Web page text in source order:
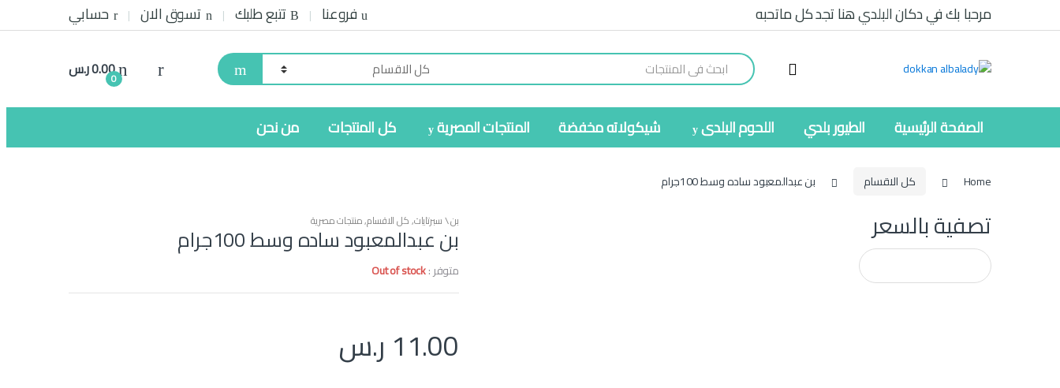
to
to
مرحبا بك في دكان البلدي هنا تجد كل ماتحبه فروعنا تتبع طلبك تسوق الان حسابي
Search
for:
0
0.00ر.س
الصفحة الرئيسية الطيور بلدي اللحوم البلدى شيكولاته مخفضة المنتجات المصرية كل المنتجات من نحن
Home كل الاقسام بن عبدالمعبود ساده وسط 100جرام
بن \ سبرتايات,كل الاقسام,منتجات مصرية
بن عبدالمعبود ساده وسط 100جرام
متوفر :Out of stock
11.00 ر.س
تصفية بالسعر